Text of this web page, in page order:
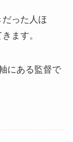
だった人ほ
ます。
にある監督で